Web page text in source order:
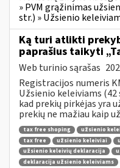
» PVM grąžinimas
str.) » Užsienio
Ką turi atlikti
paprašius taikyti
Web turinio sąrašas
Registracijos numeris
Užsienio keleiviams
kad prekių pirkėjas yra
prekių ne mažiau kaip
tax free shoping užsienio
tax free
užsienio keleiviai
užsienio keleivių deklaracija
deklaracija užsienio keleiviams